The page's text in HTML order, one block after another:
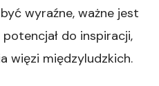
wyraźne, ważne jest
do inspiracji,
więzi międzyludzkich.